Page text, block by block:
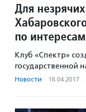
Для
по интересам
Клуб «Спектр»
государственной
Новости · 18.04.2017 ·